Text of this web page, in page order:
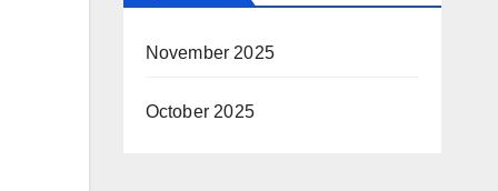
November 2025
October 2025